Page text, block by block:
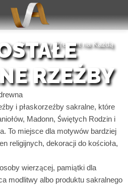
RZEŹBY
i płaskorzeźby sakralne, które
Madonn, Świętych Rodzin i
To miejsce dla motywów bardziej
religijnych, dekoracji do kościoła,
wierzącej, pamiątki dla
modlitwy albo produktu sakralnego